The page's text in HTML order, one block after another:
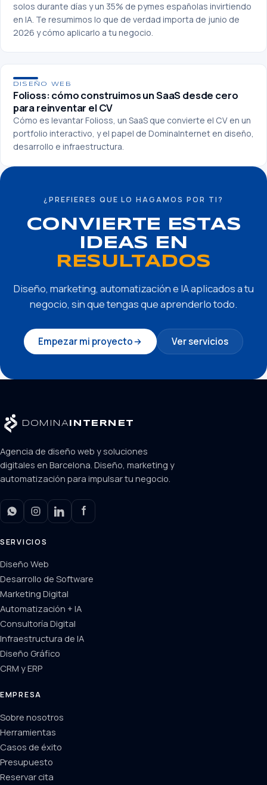
solos durante días y un 35% de pymes españolas invirtiendo
en IA. Te resumimos lo que de verdad importa de junio de
2026 y cómo aplicarlo a tu negocio.
DISEÑO WEB
Folioss: cómo construimos un SaaS desde cero
para reinventar el CV
Cómo es levantar Folioss, un SaaS que convierte el CV en un
portfolio interactivo, y el papel de DominaInternet en diseño,
desarrollo e infraestructura.
¿PREFIERES QUE LO HAGAMOS POR TI?
CONVIERTE ESTAS
IDEAS EN
RESULTADOS
Diseño, marketing, automatización e IA aplicados a tu
negocio, sin que tengas que aprenderlo todo.
Empezar mi proyecto Ver servicios
DOMINA INTERNET
Agencia de diseño web y soluciones
digitales en Barcelona. Diseño, marketing y
automatización para impulsar tu negocio.
SERVICIOS
Diseño Web
Desarrollo de Software
Marketing Digital
Automatización + IA
Consultoría Digital
Infraestructura de IA
Diseño Gráfico
CRM y ERP
EMPRESA
Sobre nosotros
Herramientas
Casos de éxito
Presupuesto
Reservar cita